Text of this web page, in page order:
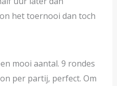
het toernooi dan toch
mooi aantal. 9 rondes
per partij, perfect. Om